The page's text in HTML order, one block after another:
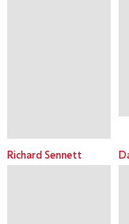
Richard Sennett